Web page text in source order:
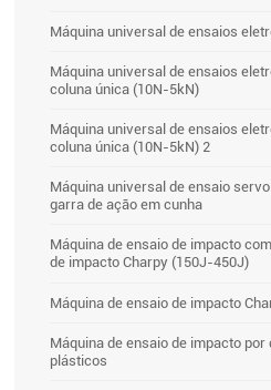
Máquina universal de ensaios
Máquina universal de ensaios
coluna única (10N-5kN)
Máquina universal de ensaios
coluna única (10N-5kN) 2
Máquina universal de ensaio
garra de ação em cunha
Máquina de ensaio de impacto
de impacto Charpy (150J-450J)
Máquina de ensaio de impacto
Máquina de ensaio de impacto
plásticos